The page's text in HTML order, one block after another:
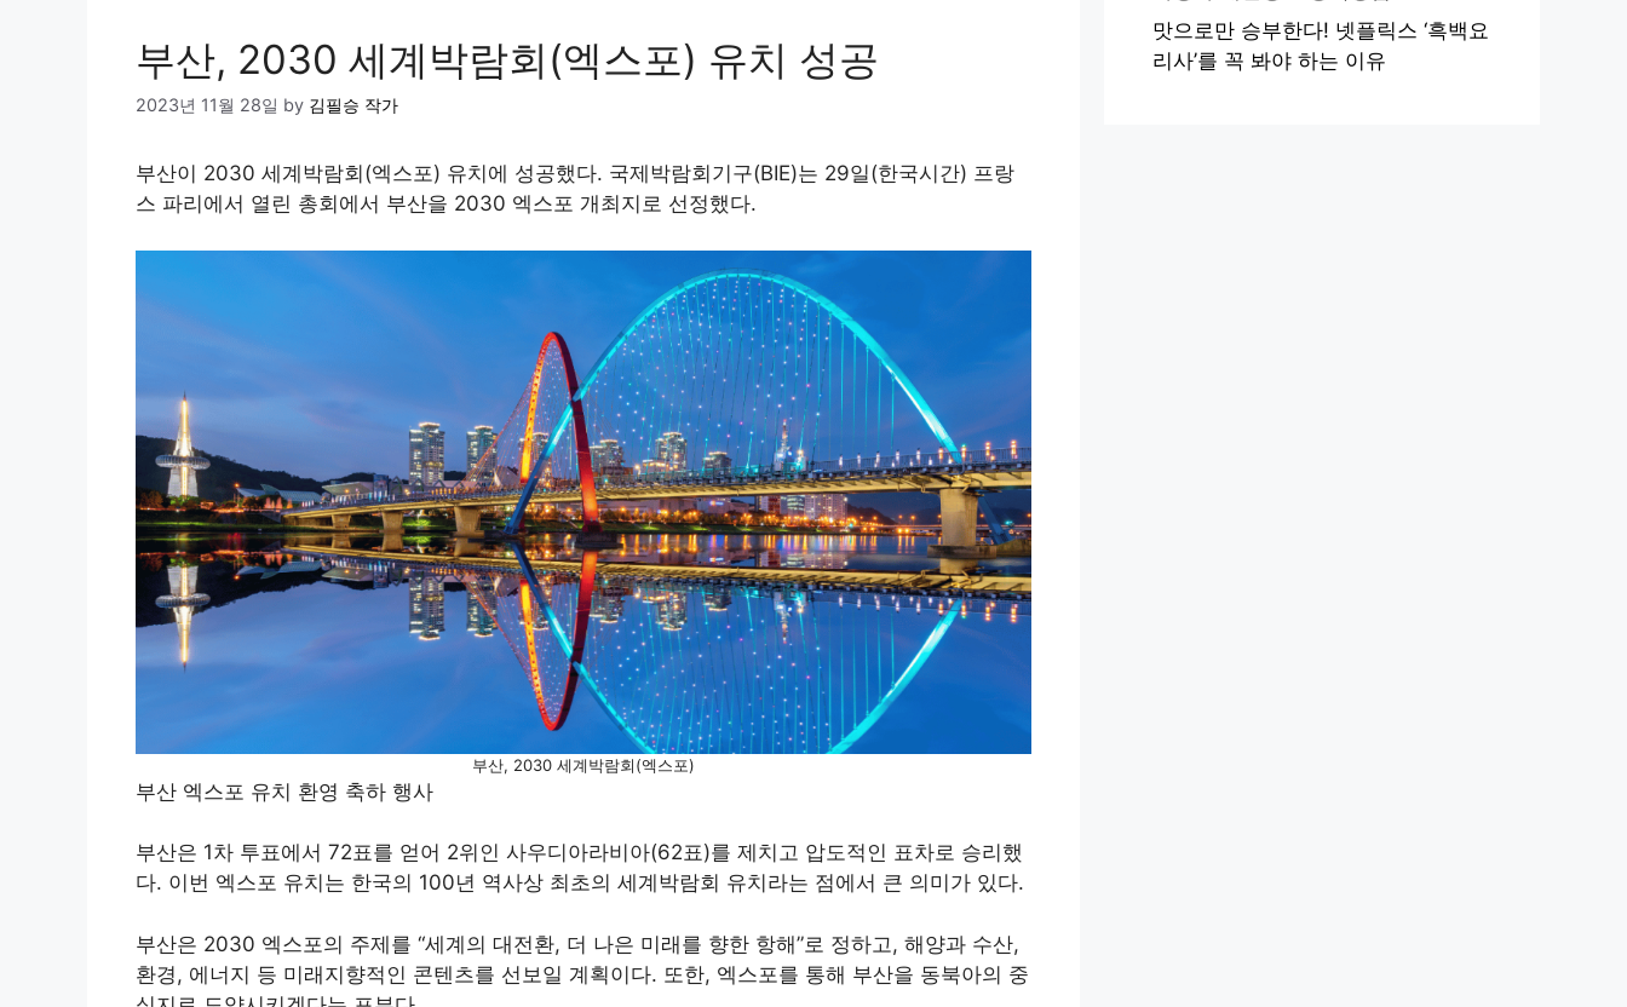
부산, 2030 세계박람회(엑스포) 유치 성공
2023년 11월 28일 by 김필승 작가
부산이 2030 세계박람회(엑스포) 유치에 성공했다. 국제박람회기구(BIE)는 29일(한국시간) 프랑
스 파리에서 열린 총회에서 부산을 2030 엑스포 개최지로 선정했다.
부산, 2030 세계박람회(엑스포)
부산 엑스포 유치 환영 축하 행사
부산은 1차 투표에서 72표를 얻어 2위인 사우디아라비아(62표)를 제치고 압도적인 표차로 승리했
다. 이번 엑스포 유치는 한국의 100년 역사상 최초의 세계박람회 유치라는 점에서 큰 의미가 있다.
부산은 2030 엑스포의 주제를 “세계의 대전환, 더 나은 미래를 향한 항해”로 정하고, 해양과 수산,
환경, 에너지 등 미래지향적인 콘텐츠를 선보일 계획이다. 또한, 엑스포를 통해 부산을 동북아의 중
맛으로만 승부한다! 넷플릭스 ‘흑백요
리사’를 꼭 봐야 하는 이유